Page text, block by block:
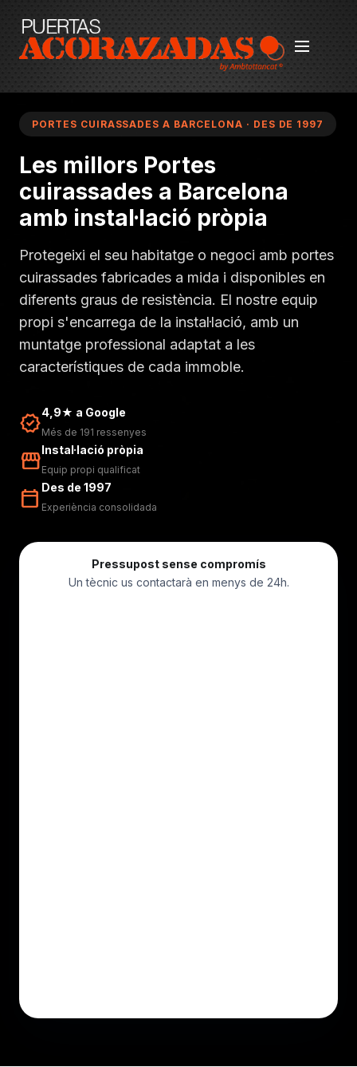
PORTES CUIRASSADES A BARCELONA · DES DE 1997
Les millors Portes
cuirassades a Barcelona
amb instal·lació pròpia
Protegeixi el seu habitatge o negoci amb portes
cuirassades fabricades a mida i disponibles en
diferents graus de resistència. El nostre equip
propi s'encarrega de la instal·lació, amb un
muntatge professional adaptat a les
característiques de cada immoble.
verified4,9★ a Google
Més de 191 ressenyes
storefrontInstal·lació pròpia
Equip propi qualificat
calendar_today Des de 1997
Experiència consolidada
Pressupost sense compromís
Un tècnic us contactarà en menys de 24h.